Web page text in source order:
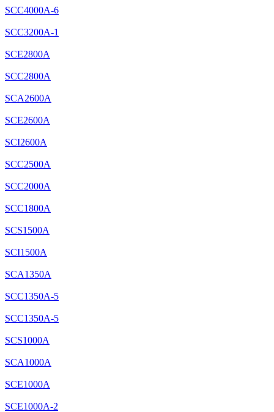
SCC4000A-6
SCC3200A-1
SCE2800A
SCC2800A
SCA2600A
SCE2600A
SCI2600A
SCC2500A
SCC2000A
SCC1800A
SCS1500A
SCI1500A
SCA1350A
SCC1350A-5
SCC1350A-5
SCS1000A
SCA1000A
SCE1000A
SCE1000A-2